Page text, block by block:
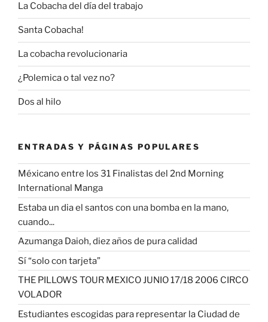
La Cobacha del día del trabajo
Santa Cobacha!
La cobacha revolucionaria
¿Polemica o tal vez no?
Dos al hilo
ENTRADAS Y PÁGINAS POPULARES
Méxicano entre los 31 Finalistas del 2nd Morning
International Manga
Estaba un dia el santos con una bomba en la mano,
cuando...
Azumanga Daioh, diez años de pura calidad
Sí “solo con tarjeta”
THE PILLOWS TOUR MEXICO JUNIO 17/18 2006 CIRCO
VOLADOR
Estudiantes escogidas para representar la Ciudad de